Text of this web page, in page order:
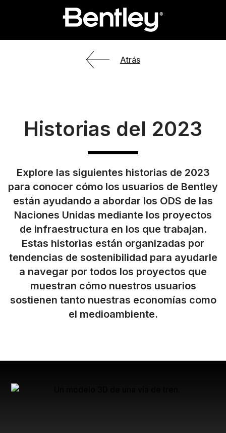
Atrás
Historias del 2023
Explore las siguientes historias de 2023
para conocer cómo los usuarios de Bentley
están ayudando a abordar los ODS de las
Naciones Unidas mediante los proyectos
de infraestructura en los que trabajan.
Estas historias están organizadas por
tendencias de sostenibilidad para ayudarle
a navegar por todos los proyectos que
muestran cómo nuestros usuarios
sostienen tanto nuestras economías como
el medioambiente.